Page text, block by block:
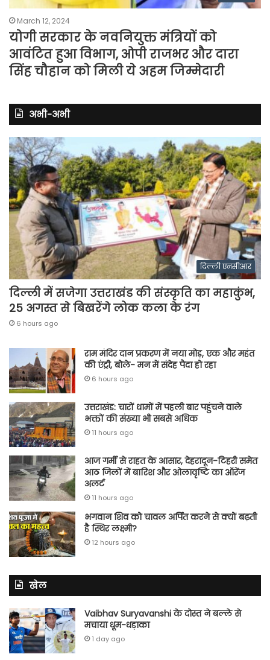
March 12, 2024
योगी सरकार के नवनियुक्त मंत्रियों को
आवंटित हुआ विभाग, ओपी राजभर और दारा
सिंह चौहान को मिली ये अहम जिम्मेदारी
अभी-अभी
दिल्ली एनसीआर
दिल्ली में सजेगा उत्तराखंड की संस्कृति का महाकुंभ,
25 अगस्त से बिखरेंगे लोक कला के रंग
6 hours ago
राम मंदिर दान प्रकरण में नया मोड़, एक और महंत
की एंट्री, बोले- मन में संदेह पैदा हो रहा
6 hours ago
उत्तराखंड: चारों धामों में पहली बार पहुंचने वाले
भक्तों की संख्या भी सबसे अधिक
11 hours ago
आज गर्मी से राहत के आसार, देहरादून-टिहरी समेत
आठ जिलों में बारिश और ओलावृष्टि का ऑरेंज
अलर्ट
11 hours ago
भगवान शिव को चावल अर्पित करने से क्यों बढ़ती
है स्थिर लक्ष्मी?
12 hours ago
खेल
Vaibhav Suryavanshi के दोस्त ने बल्ले से
मचाया धूम-धड़ाका
1 day ago